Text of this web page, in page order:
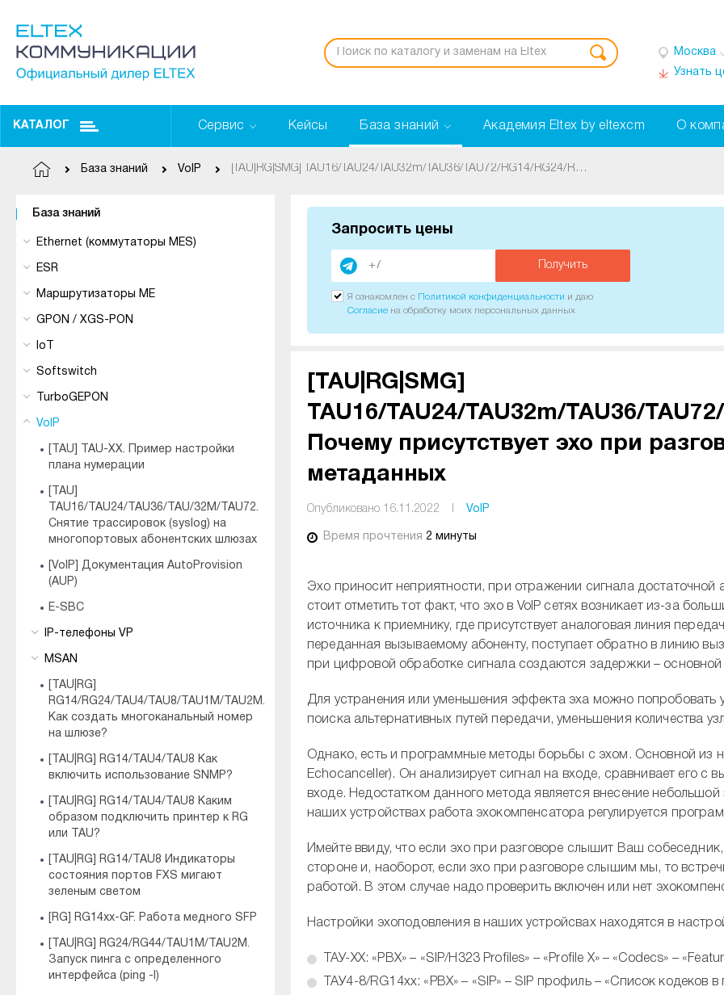
Москва
Узнать
КАТАЛОГ Сервис Кейсы База знаний Академия Eltex by eltexcm О
База знаний VoIP [TAU|RG|SMG] TAU16/TAU24/TAU32m/TAU36/TAU72/RG14/RG24/RG54/SMG2/SMG4/SMG1016/SMG1016M/SMG2016/TAU8/TAU1M/TAU2M. Почему присутствует эхо при разговоре? Перейти к концу метаданных
База знаний
Ethernet (коммутаторы MES)
ESR
Маршрутизаторы ME
GPON / XGS-PON
IoT
Softswitch
TurboGEPON
VoIP
[TAU] TAU-XX. Пример настройки
плана нумерации
[TAU]
TAU16/TAU24/TAU36/TAU/32M/TAU72.
Снятие трассировок (syslog) на
многопортовых абонентских шлюзах
[VoIP] Документация AutoProvision
(AUP)
E-SBC
IP-телефоны VP
MSAN
[TAU|RG]
RG14/RG24/TAU4/TAU8/TAU1M/TAU2M.
Как создать многоканальный номер
на шлюзе?
[TAU|RG] RG14/TAU4/TAU8 Как
включить использование SNMP?
[TAU|RG] RG14/TAU4/TAU8 Каким
образом подключить принтер к RG
или TAU?
[TAU|RG] RG14/TAU8 Индикаторы
состояния портов FXS мигают
зеленым светом
[RG] RG14xx-GF. Работа медного SFP
[TAU|RG] RG24/RG44/TAU1M/TAU2M.
Запуск пинга с определенного
интерфейса (ping -I)
Запросить цены
Получить
Я ознакомлен с Политикой конфиденциальности и даю
Согласие на обработку моих персональных данных
[TAU|RG|SMG]
TAU16/TAU24/TAU32m/TAU36/
Почему присутствует эхо при
метаданных
Опубликовано 16.11.2022 VoIP
Время прочтения 2 минуты
Эхо приносит неприятности, при отражении сигнала
стоит отметить тот факт, что эхо в VoIP сетях возникает из-за
источника к приемнику, где присутствует аналоговая линия
переданная вызываемому абоненту, поступает обратно в линию
при цифровой обработке сигнала создаются задержки – основной
Для устранения или уменьшения эффекта эха можно попробовать
поиска альтернативных путей передачи, уменьшения количества
Однако, есть и программные методы борьбы с эхом. Основной из
Echocanceller). Он анализирует сигнал на входе, сравнивает его с
входе. Недостатком данного метода является внесение
наших устройствах работа эхокомпенсатора регулируется
Имейте ввиду, что если эхо при разговоре слышит Ваш
стороне и, наоборот, если эхо при разговоре слышим мы, то
работой. В этом случае надо проверить включен или нет
Настройки эхоподовления в наших устройсвах находятся в
ТАУ-XX: «PBX» – «SIP/H323 Profiles» – «Profile X» – «Codecs» –
ТАУ4-8/RG14xx: «PBX» – «SIP» – SIP профиль – «Список кодеков